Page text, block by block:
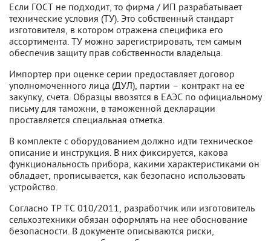
Если ГОСТ не подходит, то фирма / ИП разрабатывает
технические условия (ТУ). Это собственный стандарт
изготовителя, в котором отражена специфика его
ассортимента. ТУ можно зарегистрировать, тем самым
обеспечив защиту прав собственности владельца.
Импортер при оценке серии предоставляет договор
уполномоченного лица (ДУЛ), партии – контракт на ее
закупку, счета. Образцы ввозятся в ЕАЭС по официальному
письму для таможни, в таможенной декларации
проставляется специальная отметка.
В комплекте с оборудованием должно идти техническое
описание и инструкция. В них фиксируется, какова
функциональность прибора, какими характеристиками он
обладает, прописывается, как безопасно использовать
устройство.
Согласно ТР ТС 010/2011, разработчик или изготовитель
сельхозтехники обязан оформлять на нее обоснование
безопасности. В документе описываются риски,